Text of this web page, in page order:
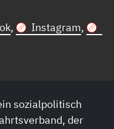
, Instagram,
sozialpolitisch
der